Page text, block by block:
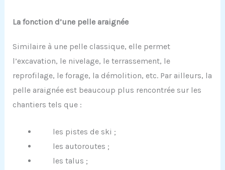
La fonction d’une pelle araignée
Similaire à une pelle classique, elle permet
l’excavation, le nivelage, le terrassement, le
reprofilage, le forage, la démolition, etc. Par ailleurs, la
pelle araignée est beaucoup plus rencontrée sur les
chantiers tels que :
les pistes de ski ;
les autoroutes ;
les talus ;